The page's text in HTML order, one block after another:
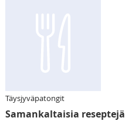
Täysjyväpatongit
Samankaltaisia reseptejä